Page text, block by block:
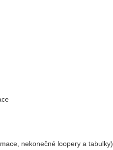
nekonečné loopery a tabulky)